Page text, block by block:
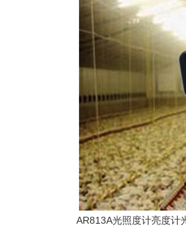
AR813A光照度计亮度计